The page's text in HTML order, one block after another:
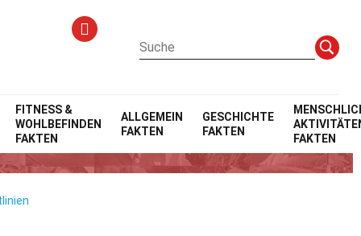
FITNESS &
WOHLBEFINDEN
FAKTEN
ALLGEMEIN
FAKTEN
GESCHICHTE
FAKTEN
FAKTEN